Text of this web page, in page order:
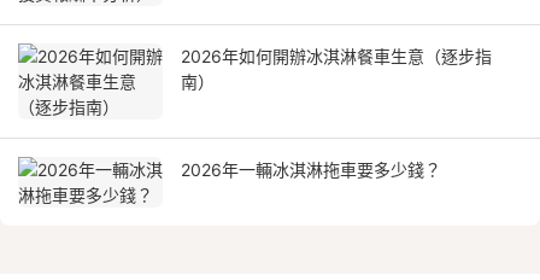
2026年如何開辦冰淇淋餐車生意（逐步指
南）
2026年一輛冰淇淋拖車要多少錢？